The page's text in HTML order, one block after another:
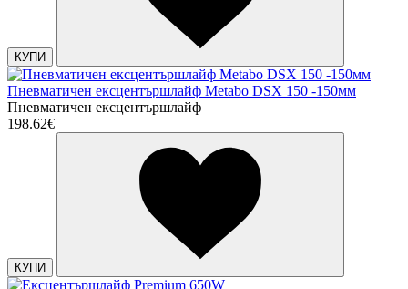
КУПИ
Пневматичен ексцентършлайф Metabo DSX 150 -150мм
Пневматичен ексцентършлайф
198.62€
КУПИ